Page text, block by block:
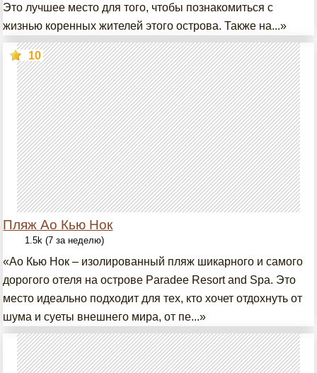
Это лучшее место для того, чтобы познакомиться с
жизнью коренных жителей этого острова. Также на...»
Пляж Ао Кью Нок
10
1.5k (7 за неделю)
«Ао Кью Нок – изолированный пляж шикарного и самого
дорогого отеля на острове Paradee Resort and Spa. Это
место идеально подходит для тех, кто хочет отдохнуть от
шума и суеты внешнего мира, от пе...»